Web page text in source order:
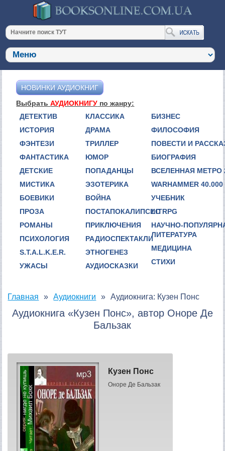
НОВИНКИ АУДИОКНИГ
ВыбратьАУДИОКНИГУ по жанру:
ДЕТЕКТИВ
ИСТОРИЯ
ФЭНТЕЗИ
ФАНТАСТИКА
ДЕТСКИЕ
МИСТИКА
БОЕВИКИ
ПРОЗА
РОМАНЫ
ПСИХОЛОГИЯ
S.T.A.L.K.E.R.
УЖАСЫ
КЛАССИКА
ДРАМА
ТРИЛЛЕР
ЮМОР
ПОПАДАНЦЫ
ЭЗОТЕРИКА
ВОЙНА
ПОСТАПОКАЛИПСИС
ПРИКЛЮЧЕНИЯ
РАДИОСПЕКТАКЛИ
ЭТНОГЕНЕЗ
АУДИОСКАЗКИ
БИЗНЕС
ФИЛОСОФИЯ
ПОВЕСТИ И
БИОГРАФИЯ
ВСЕЛЕННАЯ МЕТРО
WARHAMMER 40.000
УЧЕБНИК
LITRPG
НАУЧНО-
ЛИТЕРАТУРА
МЕДИЦИНА
СТИХИ
Главная Аудиокниги Аудиокнига: Кузен Понс
Аудиокнига «Кузен Понс», автор Оноре Де
Бальзак
Кузен Понс
Оноре Де Бальзак